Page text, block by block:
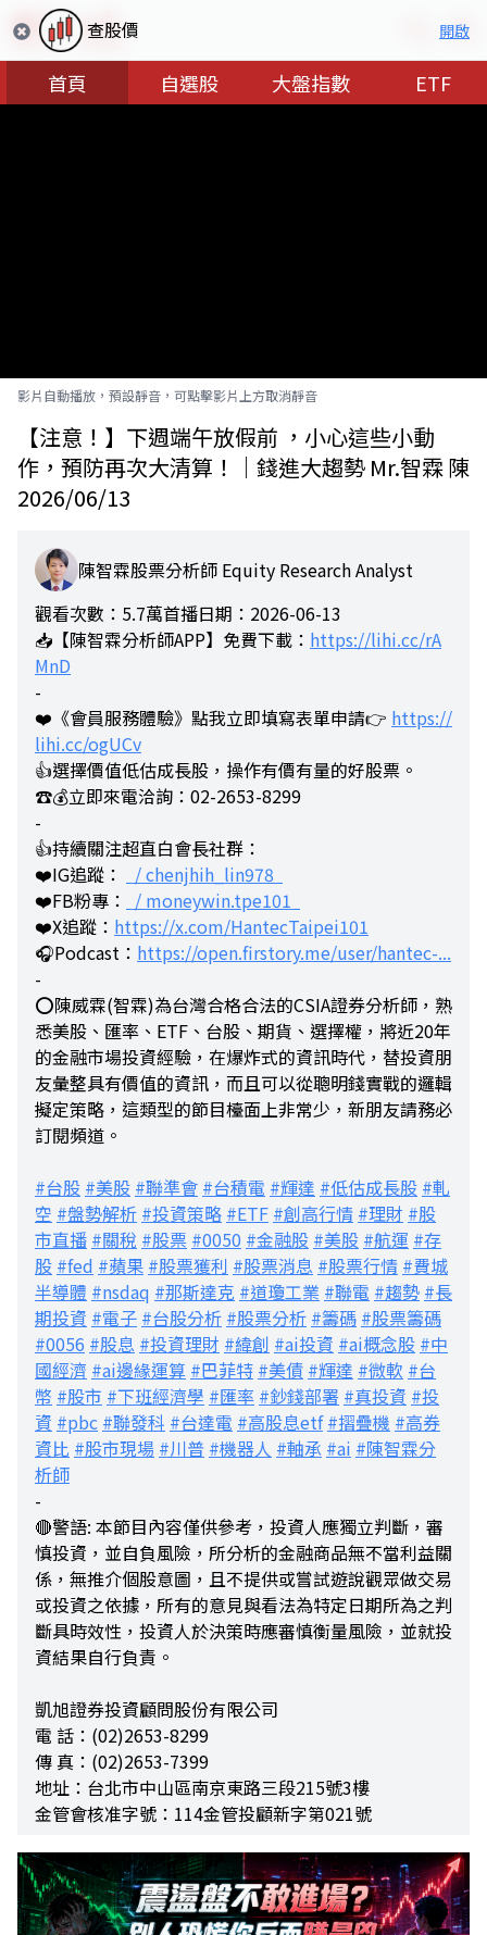
查股價 開啟
首頁 自選股 大盤指數 ETF
影片自動播放，預設靜音，可點擊影片上方取消靜音
【注意！】下週端午放假前 ，小心這些小動
作，預防再次大清算！｜錢進大趨勢 Mr.智霖 陳
2026/06/13
陳智霖股票分析師 Equity Research Analyst
觀看次數：5.7萬首播日期：2026-06-13
📥【陳智霖分析師APP】免費下載： https://lihi.cc/rA
MnD
-
❤️《會員服務體驗》點我立即填寫表單申請👉 https://
lihi.cc/ogUCv
👍選擇價值低估成長股，操作有價有量的好股票。
☎️💰立即來電洽詢：02-2653-8299
-
👍持續關注超直白會長社群：
❤️IG追蹤：
/ chenjhih_lin978
❤️FB粉專：
/ moneywin.tpe101
❤️X追蹤： https://x.com/HantecTaipei101
🎧Podcast： https://open.firstory.me/user/hantec-...
-
⭕陳威霖(智霖)為台灣合格合法的CSIA證券分析師，熟
悉美股、匯率、ETF、台股、期貨、選擇權，將近20年
的金融市場投資經驗，在爆炸式的資訊時代，替投資朋
友彙整具有價值的資訊，而且可以從聰明錢實戰的邏輯
擬定策略，這類型的節目檯面上非常少，新朋友請務必
訂閱頻道。
#台股 #美股 #聯準會 #台積電 #輝達 #低估成長股 #軋
空 #盤勢解析 #投資策略 #ETF #創高行情 #理財 #股
市直播 #關稅 #股票 #0050 #金融股 #美股 #航運 #存
股 #fed #蘋果 #股票獲利 #股票消息 #股票行情 #費城
半導體 #nsdaq #那斯達克 #道瓊工業 #聯電 #趨勢 #長
期投資 #電子 #台股分析 #股票分析 #籌碼 #股票籌碼
#0056 #股息 #投資理財 #緯創 #ai投資 #ai概念股 #中
國經濟 #ai邊緣運算 #巴菲特 #美債 #輝達 #微軟 #台
幣 #股市 #下班經濟學 #匯率 #鈔錢部署 #真投資 #投
資 #pbc #聯發科 #台達電 #高股息etf #摺疊機 #高券
資比 #股市現場 #川普 #機器人 #軸承 #ai #陳智霖分
析師
-
🔴警語: 本節目內容僅供參考，投資人應獨立判斷，審
慎投資，並自負風險，所分析的金融商品無不當利益關
係，無推介個股意圖，且不提供或嘗試遊說觀眾做交易
或投資之依據，所有的意見與看法為特定日期所為之判
斷具時效性，投資人於決策時應審慎衡量風險，並就投
資結果自行負責。
凱旭證券投資顧問股份有限公司
電 話：(02)2653-8299
傳 真：(02)2653-7399
地址：台北市中山區南京東路三段215號3樓
金管會核准字號：114金管投顧新字第021號